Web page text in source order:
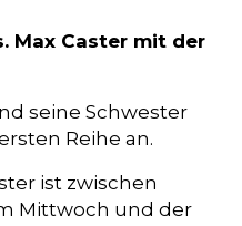
Max Caster mit der
seine Schwester
Reihe an.
ist zwischen
Mittwoch und der